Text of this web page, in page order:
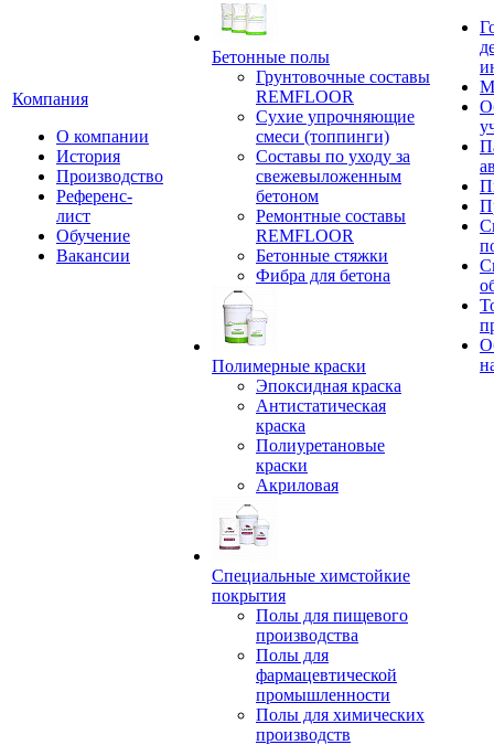
Компания
О компании
История
Производство
Референс-
лист
Обучение
Вакансии
Бетонные полы
Грунтовочные составы
REMFLOOR
Сухие упрочняющие
смеси (топпинги)
Составы по уходу за
свежевыложенным
бетоном
Ремонтные составы
REMFLOOR
Бетонные стяжки
Фибра для бетона
Полимерные краски
Эпоксидная краска
Антистатическая
краска
Полиуретановые
краски
Акриловая
Специальные химстойкие
покрытия
Полы для пищевого
производства
Полы для
фармацевтической
промышленности
Полы для химических
производств